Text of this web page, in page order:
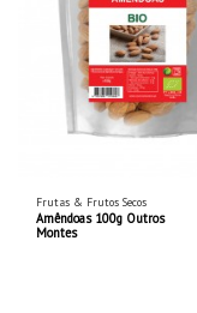
Frutas & Frutos Secos
Amêndoas 100g Outros
Montes